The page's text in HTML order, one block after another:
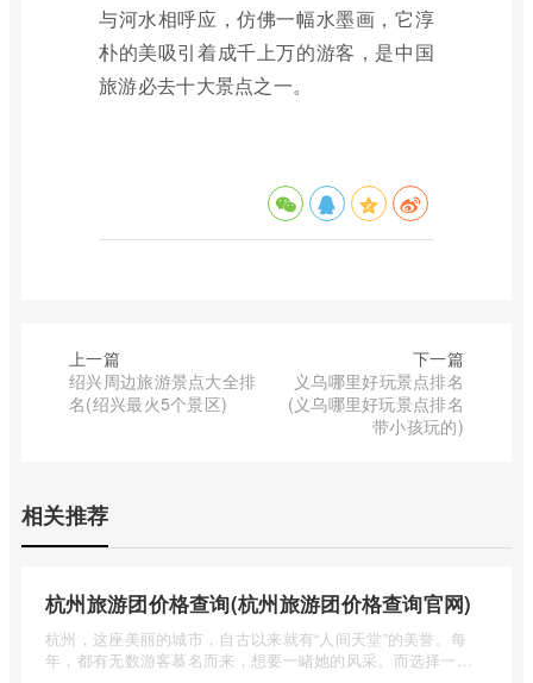
与河水相呼应，仿佛一幅水墨画，它淳
朴的美吸引着成千上万的游客，是中国
旅游必去十大景点之一。
上一篇
绍兴周边旅游景点大全排
名(绍兴最火5个景区)
下一篇
义乌哪里好玩景点排名
(义乌哪里好玩景点排名
带小孩玩的)
相关推荐
杭州旅游团价格查询(杭州旅游团价格查询官网)
杭州，这座美丽的城市，自古以来就有“人间天堂”的美誉。每
年，都有无数游客慕名而来，想要一睹她的风采。而选择一个